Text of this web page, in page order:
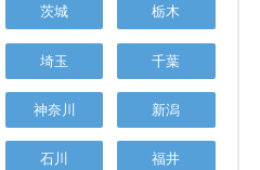
茨城 栃木
埼玉 千葉
神奈川 新潟
石川 福井